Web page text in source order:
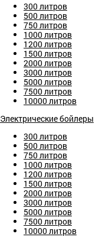
300 литров
500 литров
750 литров
1000 литров
1200 литров
1500 литров
2000 литров
3000 литров
5000 литров
7500 литров
10000 литров
Электрические бойлеры
300 литров
500 литров
750 литров
1000 литров
1200 литров
1500 литров
2000 литров
3000 литров
5000 литров
7500 литров
10000 литров